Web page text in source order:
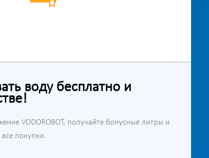
воду бесплатно и
VODOROBOT, получайте бонусные литры и
покупки.